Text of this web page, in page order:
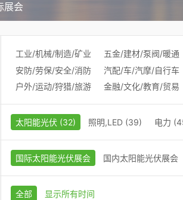
展会
工业/机械/制造/矿业 五金/建材/泵阀/暖通
安防/劳保/安全/消防
汽配/车/汽摩/自行车
户外/运动/狩猎/旅游
金融/文化/教育/贸易
太阳能光伏 (32) 照明,LED (39) 电力
国际太阳能光伏展会 国内太阳能光伏展会
全部 显示所有时间